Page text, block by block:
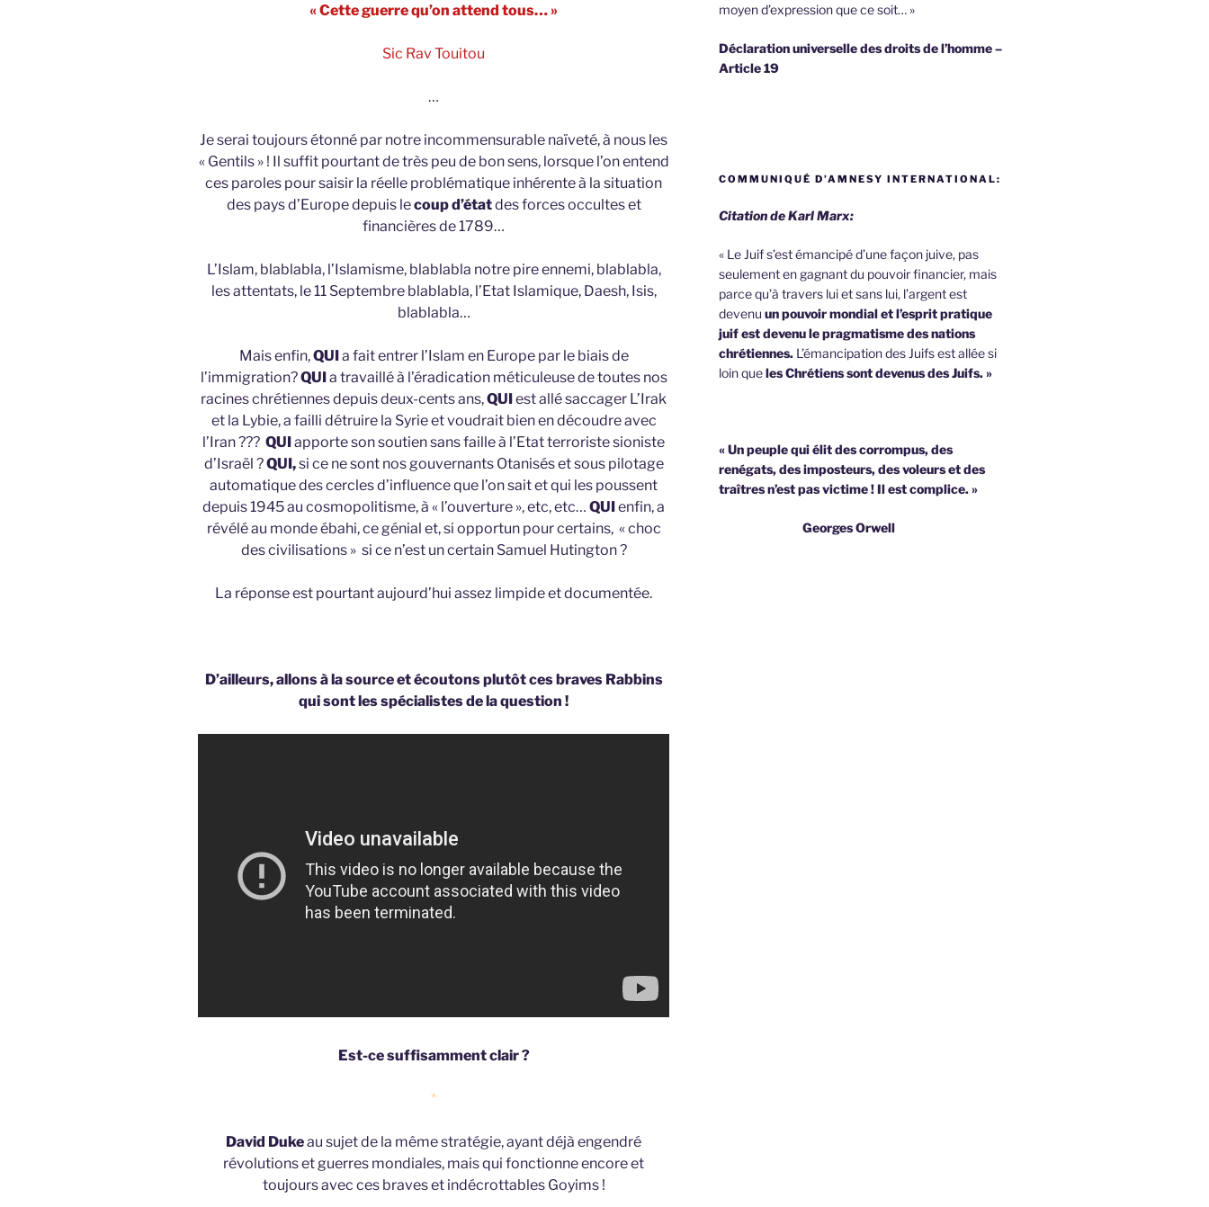
« Cette guerre qu’on attend tous… »
Sic Rav Touitou
…
Je serai toujours étonné par notre incommensurable naïveté, à nous les
« Gentils » ! Il suffit pourtant de très peu de bon sens, lorsque l’on entend
ces paroles pour saisir la réelle problématique inhérente à la situation
des pays d’Europe depuis lecoup d’étatdes forces occultes et
financières de 1789…
L’Islam, blablabla, l’Islamisme, blablabla notre pire ennemi, blablabla,
les attentats, le 11 Septembre blablabla, l’Etat Islamique, Daesh, Isis,
blablabla…
Mais enfin,QUIa fait entrer l’Islam en Europe par le biais de
l’immigration?QUIa travaillé à l’éradication méticuleuse de toutes nos
racines chrétiennes depuis deux-cents ans,QUIest allé saccager L’Irak
et la Lybie, a failli détruire la Syrie et voudrait bien en découdre avec
l’Iran ???QUIapporte son soutien sans faille à l’Etat terroriste sioniste
d’Israël ?QUI,si ce ne sont nos gouvernants Otanisés et sous pilotage
automatique des cercles d’influence que l’on sait et qui les poussent
depuis 1945 au cosmopolitisme, à « l’ouverture », etc, etc…QUIenfin, a
révélé au monde ébahi, ce génial et, si opportun pour certains, « choc
des civilisations » si ce n’est un certain Samuel Hutington ?
La réponse est pourtant aujourd’hui assez limpide et documentée.
D’ailleurs, allons à la source et écoutons plutôt ces braves Rabbins
qui sont les spécialistes de la question !
Est-ce suffisamment clair ?
*
David Dukeau sujet de la même stratégie, ayant déjà engendré
révolutions et guerres mondiales, mais qui fonctionne encore et
toujours avec ces braves et indécrottables Goyims !
moyen d’expression que ce soit… »
Déclaration universelle des droits de l’homme –
Article 19
COMMUNIQUÉ D’AMNESY INTERNATIONAL:
Citation de Karl Marx:
« Le Juif s’est émancipé d’une façon juive, pas
seulement en gagnant du pouvoir financier, mais
parce qu’à travers lui et sans lui, l’argent est
devenu un pouvoir mondial et l’esprit pratique
juif est devenu le pragmatisme des nations
chrétiennes.L’émancipation des Juifs est allée si
loin queles Chrétiens sont devenus des Juifs. »
« Un peuple qui élit des corrompus, des
renégats, des imposteurs, des voleurs et des
traîtres n’est pas victime !Il est complice. »
Georges Orwell